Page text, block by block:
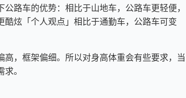
路车的优势：相比于山地车，公路车更轻便，
炫「个人观点」相比于通勤车，公路车可变
，框架偏细。所以对身高体重会有些要求，当
。